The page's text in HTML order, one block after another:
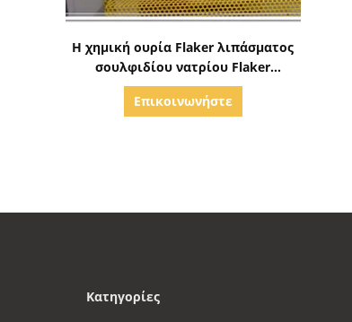
Η χημική ουρία Flaker λιπάσματος
σουλφιδίου νατρίου Flaker
σουλφιδίου νατρίου
Επικοινωνήστε
Κατηγορίες